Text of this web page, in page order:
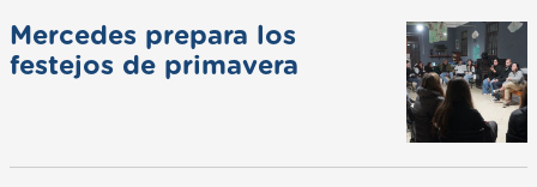
Mercedes prepara los
festejos de primavera